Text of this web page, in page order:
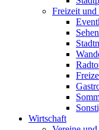
Freizeit und
Wirtschaft